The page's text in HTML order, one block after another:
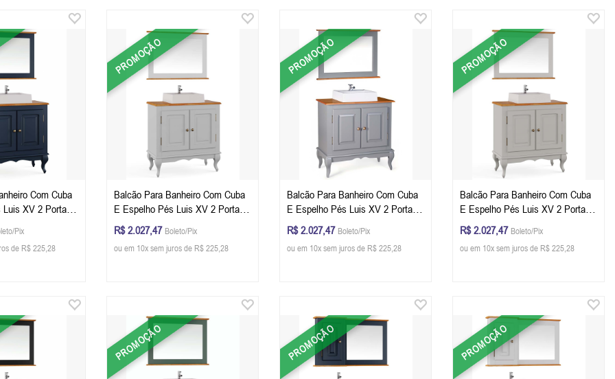
Com Cuba
XV 2 Portas
cm (A x L x P)
Imbuia Glazer
Pix
de R$ 225,28
PROMOÇÃO
Balcão Para Banheiro Com Cuba
E Espelho Pés Luis XV 2 Portas
Dalia 81 x 80 x 40 cm (A x L x P)
- Cor Branco/Imbuia Glazer
R$ 2.027,47 Boleto/Pix
ou em 10x sem juros de R$ 225,28
PROMOÇÃO
Balcão Para Banheiro Com Cuba
E Espelho Pés Luis XV 2 Portas
Dalia 81 x 80 x 40 cm (A x L x P)
- Cor Cinza Escuro/Imbuia Glazer
R$ 2.027,47 Boleto/Pix
ou em 10x sem juros de R$ 225,28
PROMOÇÃO
Balcão Para Banheiro Com Cuba
E Espelho Pés Luis XV 2 Portas
Dalia 81 x 80 x 40 cm (A x L x P)
- Cor Offwhite/Imbuia Glazer
R$ 2.027,47 Boleto/Pix
ou em 10x sem juros de R$ 225,28
PROMOÇÃO PROMOÇÃO PROMOÇÃO